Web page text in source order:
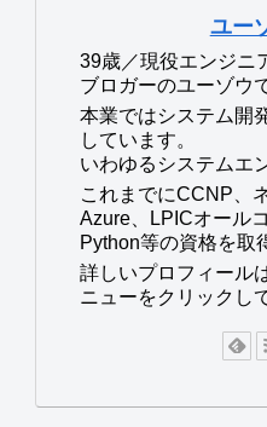
ユー
39歳／現役エンジニ
ブロガーのユーゾウ
本業ではシステム開
しています。
いわゆるシステムエ
これまでにCCNP、
Azure、LPICオール
Python等の資格を取
詳しいプロフィール
ニューをクリックし